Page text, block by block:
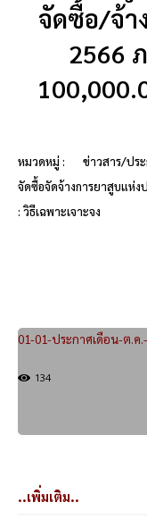
จัดซื้อ/จ้า
2566
หมวดหมู่ :
ข่าวสาร/ปร
จัดซื้อจัดจ้างการยาสูบแห่ง
: วิธีเฉพาะเจาะจง
01-01-ประกาศเดือน-ต.ค
134
..เพิ่มเติม..